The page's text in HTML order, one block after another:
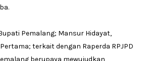
Pemalang; Mansur Hidayat,
terkait dengan Raperda RPJPD
berupaya mewujudkan